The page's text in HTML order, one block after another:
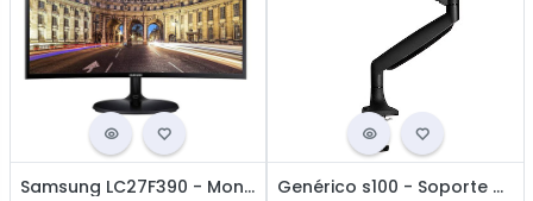
Samsung LC27F390 - Monitor Curvo 27" / FHD 1920 x 1080 / HDMI
Genérico s100 - Soporte brazo Articulado de Mesa para 1 Monitor hasta 32" / VESA / Space Gray